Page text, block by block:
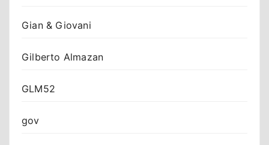
Gian & Giovani
Gilberto Almazan
GLM52
gov